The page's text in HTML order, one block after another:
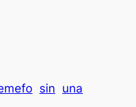
sin una